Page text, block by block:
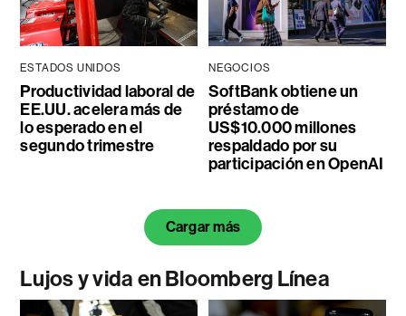
ESTADOS UNIDOS
Productividad laboral de
EE.UU. acelera más de
lo esperado en el
segundo trimestre
NEGOCIOS
SoftBank obtiene un
préstamo de
US$10.000 millones
respaldado por su
participación en OpenAI
Cargar más
Lujos y vida en Bloomberg Línea